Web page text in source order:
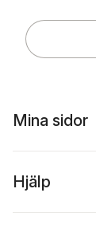
Mina sidor
Hjälp